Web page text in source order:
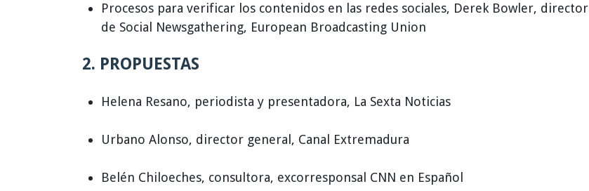
Procesos para verificar los contenidos en las redes sociales, Derek Bowler, director
de Social Newsgathering, European Broadcasting Union
2. PROPUESTAS
Helena Resano, periodista y presentadora, La Sexta Noticias
Urbano Alonso, director general, Canal Extremadura
Belén Chiloeches, consultora, excorresponsal CNN en Español